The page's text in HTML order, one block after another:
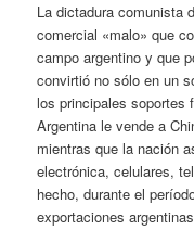
La dictadura comunista
comercial «malo» que
campo argentino y que
convirtió no sólo en un
los principales soportes
Argentina le vende a
mientras que la nación
electrónica, celulares,
hecho, durante el
exportaciones